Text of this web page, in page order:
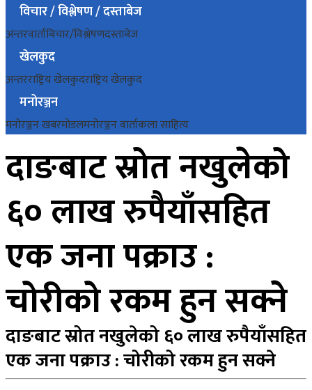
विचार / विश्लेषण / दस्ताबेज
अन्तरवार्ताबिचार/विश्लेषणदस्ताबेज
खेलकुद
अन्तरराष्ट्रिय खेलकुदराष्ट्रिय खेलकुद
मनोरञ्जन
मनोरञ्जन खबरमोडलमनोरञ्जन वार्ताकला साहित्य
दाङबाट स्रोत नखुलेको
६० लाख रुपैयाँसहित
एक जना पक्राउ :
चोरीको रकम हुन सक्ने
दाङबाट स्रोत नखुलेको ६० लाख रुपैयाँसहित
एक जना पक्राउ : चोरीको रकम हुन सक्ने